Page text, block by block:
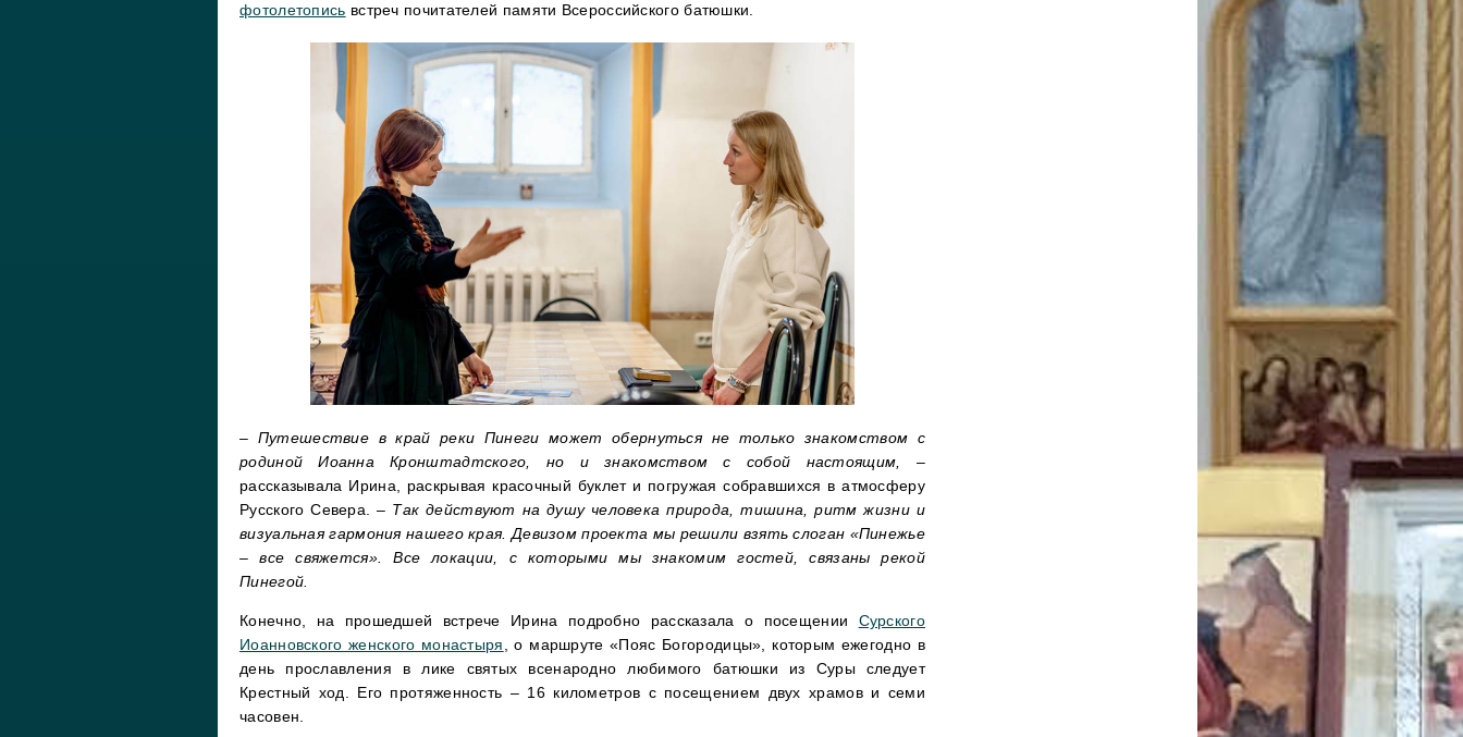
фотолетопись встреч почитателей памяти Всероссийского батюшки.
– Путешествие в край реки Пинеги может обернуться не только знакомством с
родиной Иоанна Кронштадтского, но и знакомством с собой настоящим,
–
рассказывала Ирина, раскрывая красочный буклет и погружая собравшихся в атмосферу
Русского Севера. – Так действуют на душу человека природа, тишина, ритм жизни и
визуальная гармония нашего края. Девизом проекта мы решили взять слоган «Пинежье
– все свяжется». Все локации, с которыми мы знакомим гостей, связаны рекой
Пинегой.
Конечно, на прошедшей встрече Ирина подробно рассказала о посещении Сурского
Иоанновского женского монастыря
, о маршруте «Пояс Богородицы», которым ежегодно в
день прославления в лике святых всенародно любимого батюшки из Суры следует
Крестный ход. Его протяженность – 16 километров с посещением двух храмов и семи
часовен.